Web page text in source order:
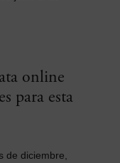
online
para esta
de diciembre,